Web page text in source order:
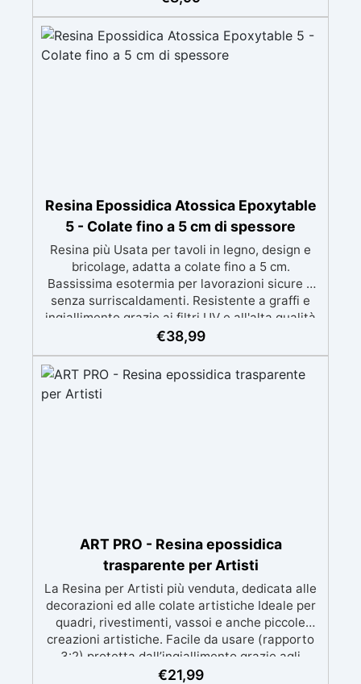
formula anti-bolle per risultati impeccabili,
Certificata Atossica post catalisi per contatto
con la pelle, BPA free e VoC Free
Resina Epossidica Atossica Epoxytable
5 - Colate fino a 5 cm di spessore
Resina più Usata per tavoli in legno, design e
bricolage, adatta a colate fino a 5 cm.
Bassissima esotermia per lavorazioni sicure e
senza surriscaldamenti. Resistente a graffi e
ingiallimento grazie ai filtri UV e all'alta qualità
meccanica. Bassa viscosità per eliminare bolle
BPA/VOC free e certificata per il contatto
prolungato con la pelle.
€38,99
ART PRO - Resina epossidica
trasparente per Artisti
La Resina per Artisti più venduta, dedicata alle
decorazioni ed alle colate artistiche Ideale per
quadri, rivestimenti, vassoi e anche piccole
creazioni artistiche. Facile da usare (rapporto
3:2) protetta dall’ingiallimento grazie agli
speciali filtri UV Formula densa : non cola via,
€21,99